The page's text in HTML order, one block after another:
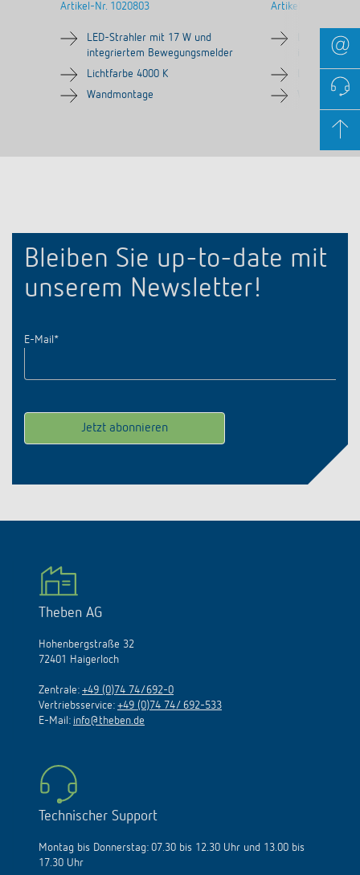
Artikel-Nr. 1020803
LED-Strahler mit 17 W und
integriertem Bewegungsmelder
Lichtfarbe 4000 K
Wandmontage
Artikel-Nr.
LED-
integriertem
Lichtfarbe
Bleiben Sie up-to-date mit
unserem Newsletter!
E-Mail *
Theben AG
Hohenbergstraße 32
72401 Haigerloch
Zentrale: +49 (0)74 74/692-0
Vertriebsservice: +49 (0)74 74/ 692-533
E-Mail: info@theben.de
Technischer Support
Montag bis Donnerstag: 07.30 bis 12.30 Uhr und 13.00 bis
17.30 Uhr